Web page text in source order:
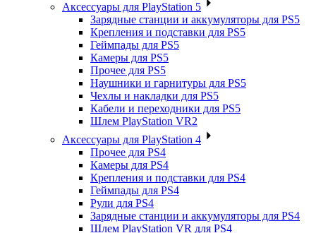
Аксессуары для PlayStation 5
Зарядные станции и аккумуляторы для PS5
Крепления и подставки для PS5
Геймпады для PS5
Камеры для PS5
Прочее для PS5
Наушники и гарнитуры для PS5
Чехлы и накладки для PS5
Кабели и переходники для PS5
Шлем PlayStation VR2
Аксессуары для PlayStation 4
Прочее для PS4
Камеры для PS4
Крепления и подставки для PS4
Геймпады для PS4
Рули для PS4
Зарядные станции и аккумуляторы для PS4
Шлем PlayStation VR для PS4